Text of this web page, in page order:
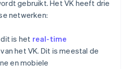
gebruikt. Het VK heeft drie
netwerken:
dit is het real-time
van het VK. Dit is meestal de
en mobiele